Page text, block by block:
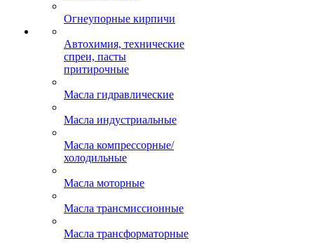
Огнеупорные кирпичи
Автохимия, технические
спреи, пасты
притирочные
Масла гидравлические
Масла индустриальные
Масла компрессорные/
холодильные
Масла моторные
Масла трансмиссионные
Масла трансформаторные